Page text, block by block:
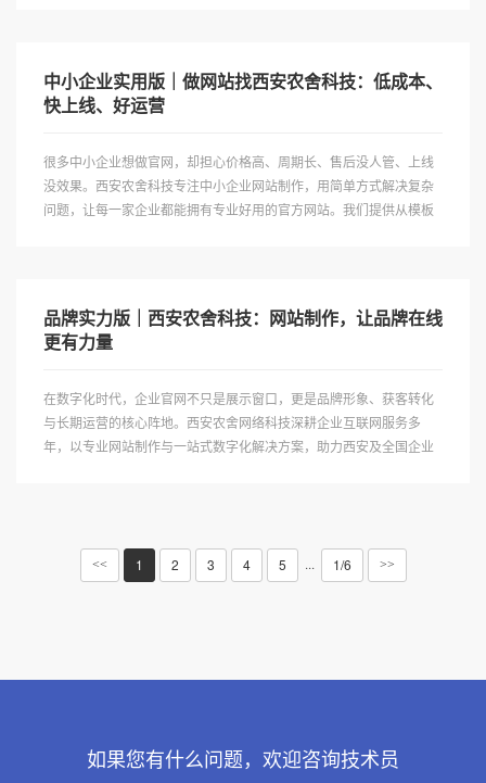
中小企业实用版｜做网站找西安农舍科技：低成本、
快上线、好运营
很多中小企业想做官网，却担心价格高、周期长、售后没人管、上线
没效果。西安农舍科技专注中小企业网站制作，用简单方式解决复杂
问题，让每一家企业都能拥有专业好用的官方网站。我们提供从模板
品牌实力版｜西安农舍科技：网站制作，让品牌在线
更有力量
在数字化时代，企业官网不只是展示窗口，更是品牌形象、获客转化
与长期运营的核心阵地。西安农舍网络科技深耕企业互联网服务多
年，以专业网站制作与一站式数字化解决方案，助力西安及全国企业
<< 1 2 3 4 5 ··· 1/6 >>
如果您有什么问题，欢迎咨询技术员